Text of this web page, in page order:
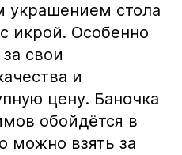
украшением стола
икрой. Особенно
свои
и
цену. Баночка
обойдётся в
можно взять за